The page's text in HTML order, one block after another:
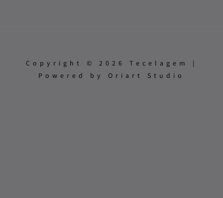
Copyright © 2026 Tecelagem |
Powered by Oriart Studio